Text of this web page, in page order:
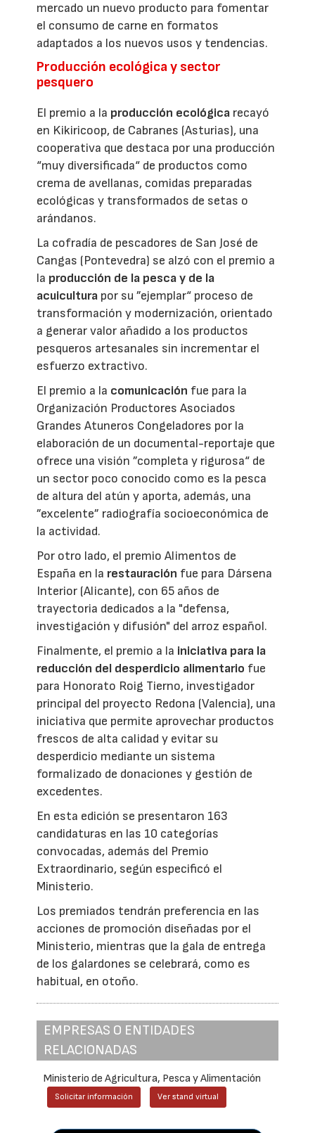
mercado un nuevo producto para fomentar
el consumo de carne en formatos
adaptados a los nuevos usos y tendencias.
Producción ecológica y sector
pesquero
El premio a la producción ecológica recayó
en Kikiricoop, de Cabranes (Asturias), una
cooperativa que destaca por una producción
“muy diversificada“ de productos como
crema de avellanas, comidas preparadas
ecológicas y transformados de setas o
arándanos.
La cofradía de pescadores de San José de
Cangas (Pontevedra) se alzó con el premio a
la producción de la pesca y de la
acuicultura por su ”ejemplar“ proceso de
transformación y modernización, orientado
a generar valor añadido a los productos
pesqueros artesanales sin incrementar el
esfuerzo extractivo.
El premio a la comunicación fue para la
Organización Productores Asociados
Grandes Atuneros Congeladores por la
elaboración de un documental-reportaje que
ofrece una visión ”completa y rigurosa“ de
un sector poco conocido como es la pesca
de altura del atún y aporta, además, una
”excelente” radiografía socioeconómica de
la actividad.
Por otro lado, el premio Alimentos de
España en la restauración fue para Dársena
Interior (Alicante), con 65 años de
trayectoria dedicados a la "defensa,
investigación y difusión" del arroz español.
Finalmente, el premio a la iniciativa para la
reducción del desperdicio alimentario fue
para Honorato Roig Tierno, investigador
principal del proyecto Redona (Valencia), una
iniciativa que permite aprovechar productos
frescos de alta calidad y evitar su
desperdicio mediante un sistema
formalizado de donaciones y gestión de
excedentes.
En esta edición se presentaron 163
candidaturas en las 10 categorías
convocadas, además del Premio
Extraordinario, según especificó el
Ministerio.
Los premiados tendrán preferencia en las
acciones de promoción diseñadas por el
Ministerio, mientras que la gala de entrega
de los galardones se celebrará, como es
habitual, en otoño.
EMPRESAS O ENTIDADES
RELACIONADAS
Ministerio de Agricultura, Pesca y Alimentación
Solicitar información Ver stand virtual